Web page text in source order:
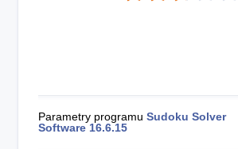
Parametry programu Sudoku Solver
Software 16.6.15